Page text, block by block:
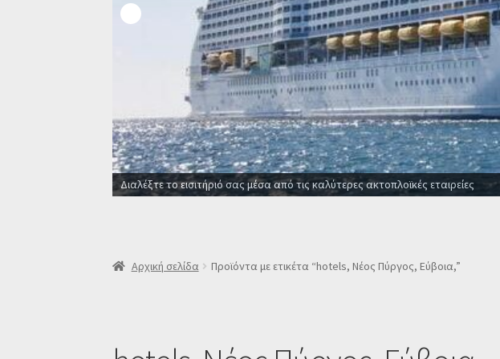
Διαλέξτε το εισιτήριό σας μέσα από τις καλύτερες ακτοπλοϊκές εταιρείες
Αρχική σελίδα Προϊόντα με ετικέτα “hotels, Νέος Πύργος, Εύβοια,”